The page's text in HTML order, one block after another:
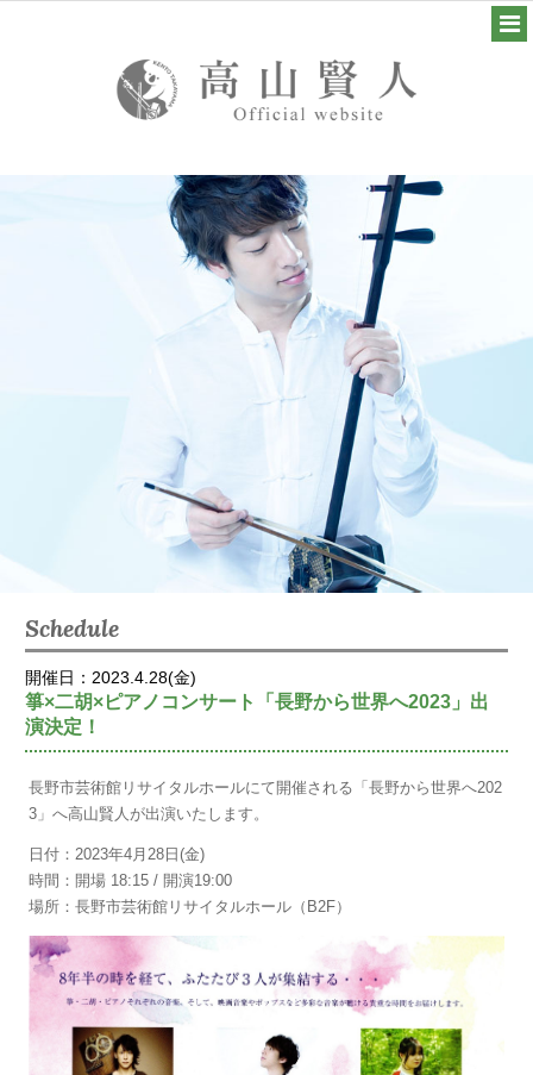
Schedule
開催日：2023.4.28(金)
箏×二胡×ピアノコンサート「長野から世界へ2023」出
演決定！
長野市芸術館リサイタルホールにて開催される「長野から世界へ202
3」へ高山賢人が出演いたします。
日付：2023年4月28日(金)
時間：開場 18:15 / 開演19:00
場所：長野市芸術館リサイタルホール（B2F）